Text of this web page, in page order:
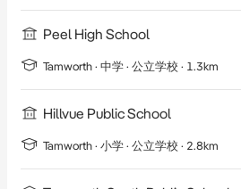
Peel High School
Tamworth · 中学 · 公立学校 · 1.3km
Hillvue Public School
Tamworth · 小学 · 公立学校 · 2.8km